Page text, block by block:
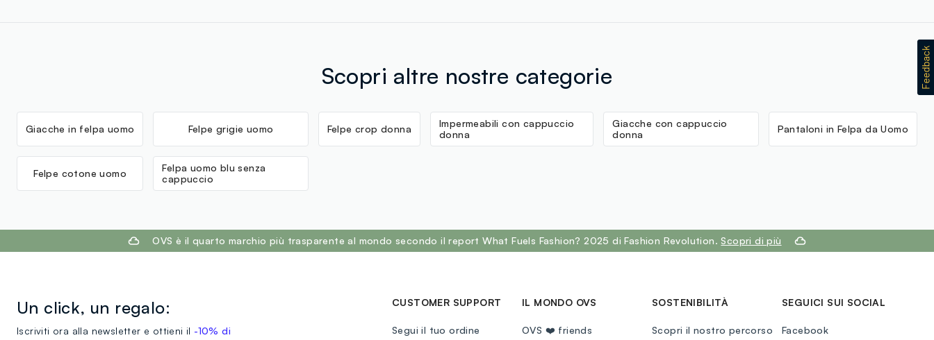
Scopri altre nostre categorie
Giacche in felpa uomo Felpe grigie uomo Felpe crop donna
Impermeabili con cappuccio
donna
Giacche con cappuccio
donna
Pantaloni in Felpa da Uomo
Felpe cotone uomo
Felpa uomo blu senza
cappuccio
OVS è il quarto marchio più trasparente al mondo secondo il report What Fuels Fashion? 2025 di Fashion Revolution. Scopri di più
Un click, un regalo:
Iscriviti ora alla newsletter e ottieni il -10% di
CUSTOMER SUPPORT
Segui il tuo ordine
IL MONDO OVS
OVS ❤️ friends
SOSTENIBILITÀ
Scopri il nostro percorso
SEGUICI SUI SOCIAL
Facebook